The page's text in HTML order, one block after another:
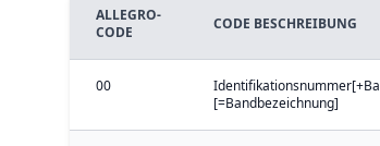
ALLEGRO-
CODE
CODE BESCHREIBUNG
00
[=Bandbezeichnung]